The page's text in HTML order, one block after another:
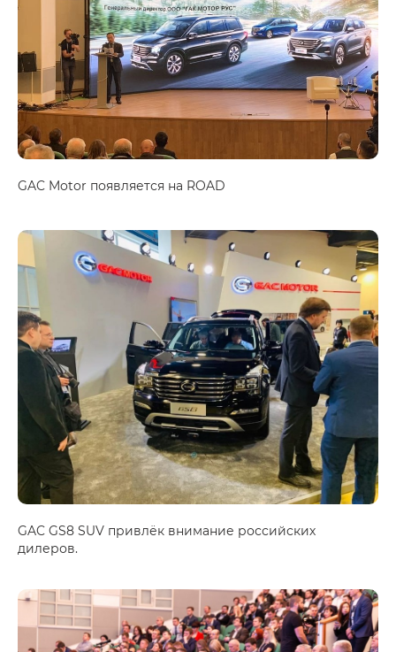
GAC Motor появляется на ROAD
GAC GS8 SUV привлёк внимание российских
дилеров.